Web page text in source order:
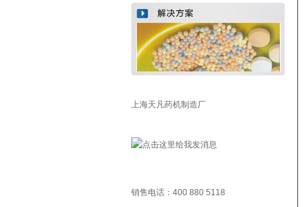
上海天凡药机制造厂
销售电话：400 880 5118